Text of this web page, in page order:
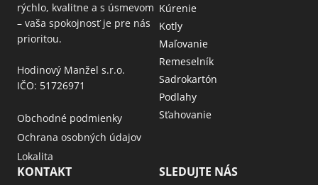
rýchlo, kvalitne a s úsmevom
– vaša spokojnosť je pre nás
prioritou.
Hodinový Manžel s.r.o.
IČO: 51726971
Obchodné podmienky
Ochrana osobných údajov
Lokalita
Kúrenie
Kotly
Maľovanie
Remeselník
Sadrokartón
Podlahy
Sťahovanie
KONTAKT SLEDUJTE NÁS